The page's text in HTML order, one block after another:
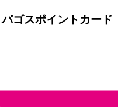
ゴスポイントカード